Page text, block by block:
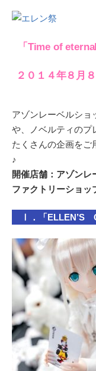
「Time of
２０１４年８月
アゾンレーベルショ
や、ノベルティのプ
たくさんの企画をご
♪
開催店舗：アゾン
ファクトリーショッ
Ⅰ．「ELLEN’S